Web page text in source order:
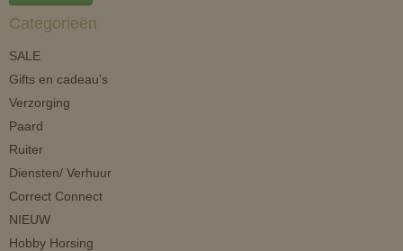
Categorieën
SALE
Gifts en cadeau's
Verzorging
Paard
Ruiter
Diensten/ Verhuur
Correct Connect
NIEUW
Hobby Horsing